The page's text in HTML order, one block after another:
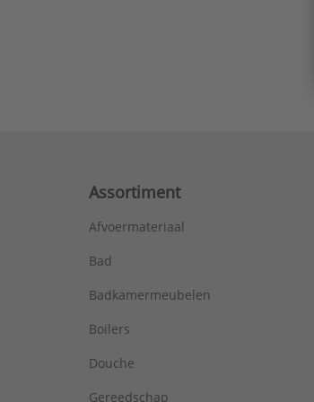
Assortiment
Afvoermateriaal
Bad
Badkamermeubelen
Boilers
Douche
Gereedschap